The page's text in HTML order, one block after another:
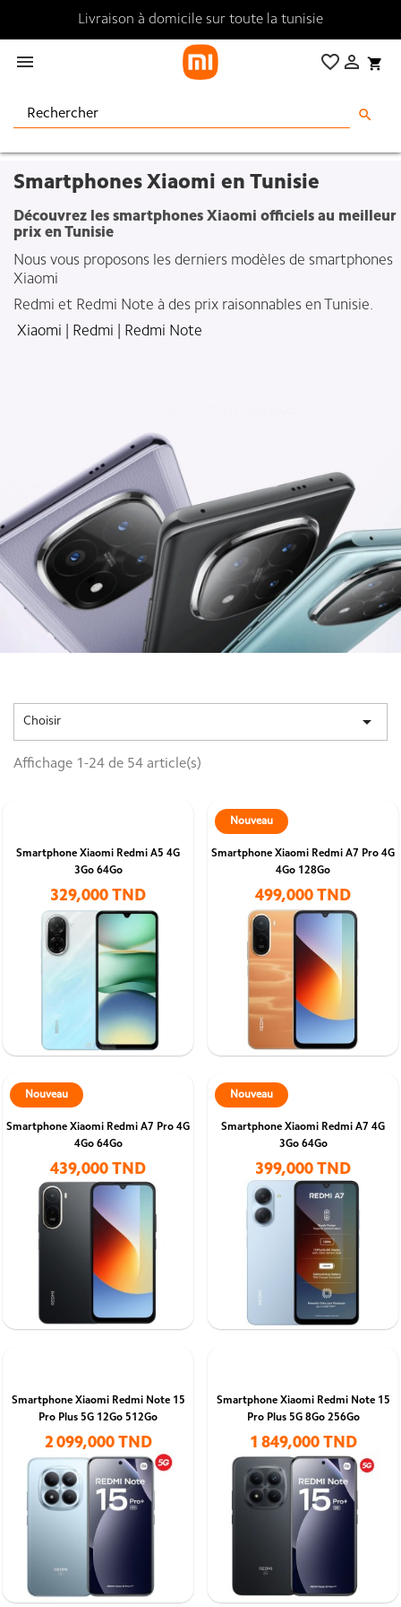
Livraison à domicile sur toute la tunisie
 shopping_cart

favorite_border
search
Smartphones Xiaomi en Tunisie
Découvrez les smartphones Xiaomi officiels au meilleur
prix en Tunisie
Nous vous proposons les derniers modèles de smartphones
Xiaomi
Redmi et Redmi Note à des prix raisonnables en Tunisie.
Xiaomi
Redmi Redmi Note
Choisir 
Affichage 1-24 de 54 article(s)
Smartphone Xiaomi Redmi A5 4G
3Go 64Go
329,000 TND
Smartphone Xiaomi Redmi A7 Pro 4G
4Go 128Go
499,000 TND
Nouveau
Smartphone Xiaomi Redmi A7 Pro 4G
4Go 64Go
439,000 TND
Nouveau
Smartphone Xiaomi Redmi A7 4G
3Go 64Go
399,000 TND
Nouveau
Smartphone Xiaomi Redmi Note 15
Pro Plus 5G 12Go 512Go
2 099,000 TND
Smartphone Xiaomi Redmi Note 15
Pro Plus 5G 8Go 256Go
1 849,000 TND